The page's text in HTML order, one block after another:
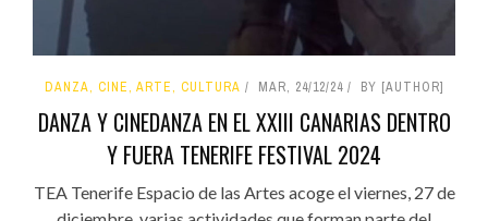
DANZA, CINE, ARTE, CULTURA MAR, 24/12/24 BY [AUTHOR]
DANZA Y CINEDANZA EN EL XXIII CANARIAS DENTRO
Y FUERA TENERIFE FESTIVAL 2024
TEA Tenerife Espacio de las Artes acoge el viernes, 27 de